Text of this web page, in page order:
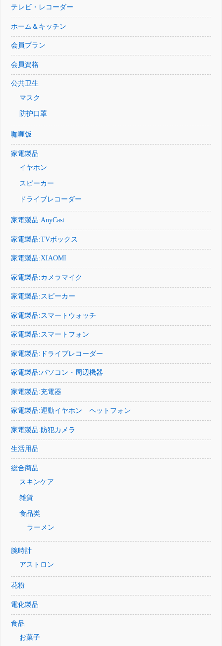
テレビ・レコーダー
ホーム＆キッチン
会員プラン
会員資格
公共卫生
マスク
防护口罩
咖喱饭
家電製品
イヤホン
スピーカー
ドライブレコーダー
家電製品:AnyCast
家電製品:TVボックス
家電製品:XIAOMI
家電製品:カメラマイク
家電製品:スピーカー
家電製品:スマートウォッチ
家電製品:スマートフォン
家電製品:ドライブレコーダー
家電製品:パソコン・周辺機器
家電製品:充電器
家電製品:運動イヤホン ヘットフォン
家電製品:防犯カメラ
生活用品
総合商品
スキンケア
雑貨
食品类
ラーメン
腕時計
アストロン
花粉
電化製品
食品
お菓子